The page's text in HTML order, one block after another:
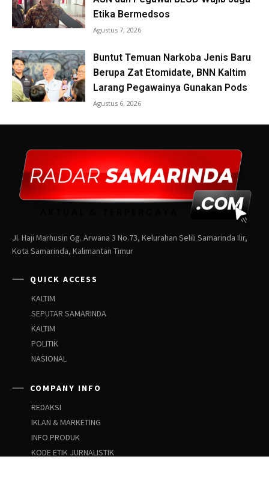
Jl. Haji Marhusin Gg. Arwana 3 No.73, Kelurahan Selili Samarinda Ilir,
Kota Samarinda, Kalimantan Timur
QUICK ACCESS
KALTIM
SEPUTAR SAMARINDA
KALTIM
POLITIK
NASIONAL
COMPANY INFO
REDAKSI
IKLAN & MARKETING
INFO PRODUK
KODE ETIK JURNALISTIK